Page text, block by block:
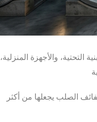
والأجهزة المنزلية،
الصلب يجعلها من أكثر